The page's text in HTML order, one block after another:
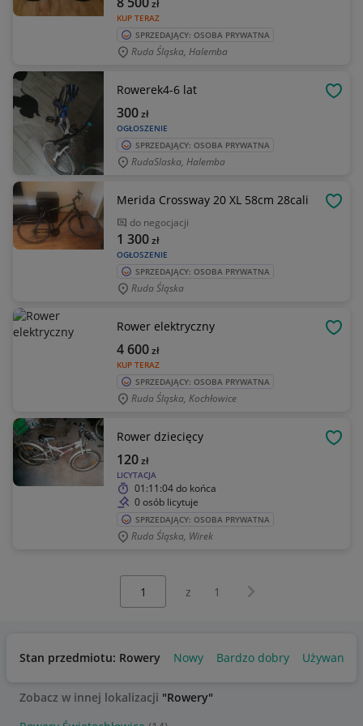
KUP TERAZ
zł
SPRZEDAJĄCY: OSOBA PRYWATNA
Ruda Śląska, Halemba
Rowerek4-6 lat
OGŁOSZENIE
300zł
SPRZEDAJĄCY: OSOBA PRYWATNA
RudaSlaska, Halemba
Merida Crossway 20 XL 58cm 28cali
do negocjacji
OGŁOSZENIE
1 300zł
SPRZEDAJĄCY: OSOBA PRYWATNA
Ruda Śląska
Rower elektryczny
KUP TERAZ
4 600zł
SPRZEDAJĄCY: OSOBA PRYWATNA
Ruda Śląska, Kochłowice
Rower dziecięcy
LICYTACJA
120zł
01:11:04do końca
0 osób licytuje
SPRZEDAJĄCY: OSOBA PRYWATNA
Ruda Śląska, Wirek
z 1 Następna strona
Stan przedmiotu: Rowery Nowy Bardzo dobry Używany
Zobacz w innej lokalizacji "Rowery"